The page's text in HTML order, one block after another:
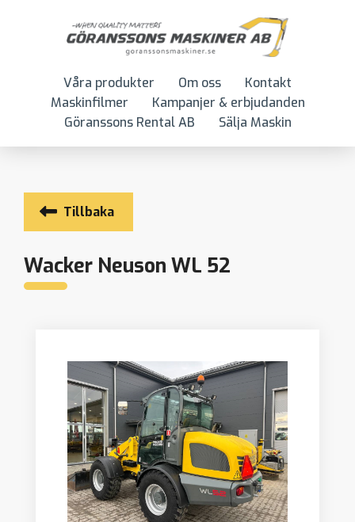
Våra produkter Om oss
Kontakt
Maskinfilmer
Kampanjer & erbjudanden
Göranssons Rental AB
Sälja Maskin
Tillbaka
Wacker Neuson WL 52